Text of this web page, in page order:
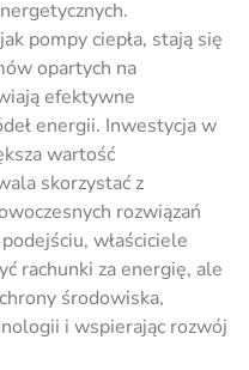
pompy ciepła, stają się
opartych na
efektywne
energii. Inwestycja w
wartość
skorzystać z
rozwiązań
właściciele
rachunki za energię, ale
środowiska,
i wspierając rozwój